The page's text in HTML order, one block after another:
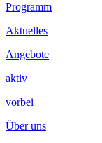
Programm
Aktuelles
Angebote
aktiv
vorbei
Über uns